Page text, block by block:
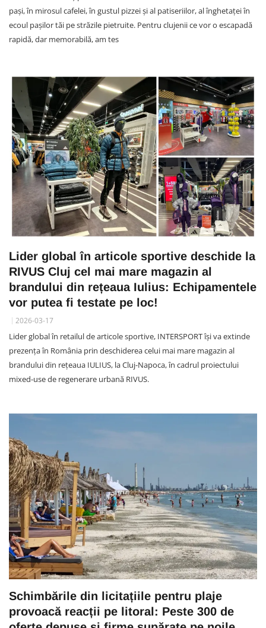
pași, în mirosul cafelei, în gustul pizzei și al patiseriilor, al înghetaței în
ecoul pașilor tăi pe străzile pietruite. Pentru clujenii ce vor o escapadă
rapidă, dar memorabilă, am tes
Lider global în articole sportive deschide la
RIVUS Cluj cel mai mare magazin al
brandului din rețeaua Iulius: Echipamentele
vor putea fi testate pe loc!
2026-03-17
Lider global în retailul de articole sportive, INTERSPORT își va extinde
prezența în România prin deschiderea celui mai mare magazin al
brandului din rețeaua IULIUS, la Cluj-Napoca, în cadrul proiectului
mixed-use de regenerare urbană RIVUS.
Schimbările din licitațiile pentru plaje
provoacă reacții pe litoral: Peste 300 de